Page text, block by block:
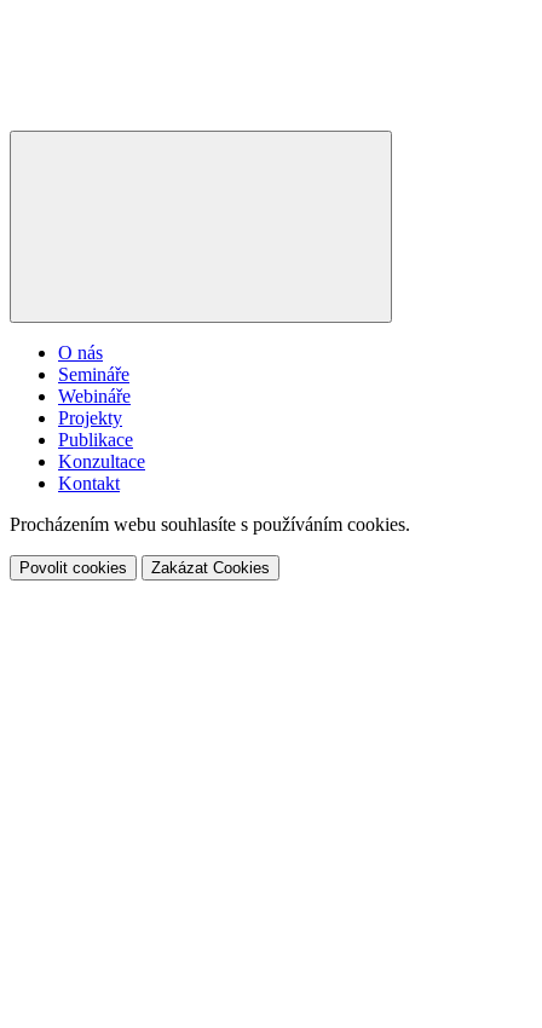
O nás
Semináře
Webináře
Projekty
Publikace
Konzultace
Kontakt
Procházením webu souhlasíte s používáním cookies.
Povolit cookies Zakázat Cookies